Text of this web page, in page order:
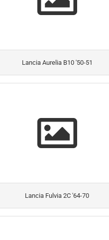
Lancia Aurelia B10 '50-51
Lancia Fulvia 2C '64-70